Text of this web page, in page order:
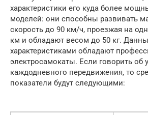
характеристики его куда более
моделей: они способны развивать
скорость до 90 км/ч, проезжая на
км и обладают весом до 50 кг.
характеристиками обладают
электросамокаты. Если говорить об
каждодневного передвижения, то
показатели будут следующими: